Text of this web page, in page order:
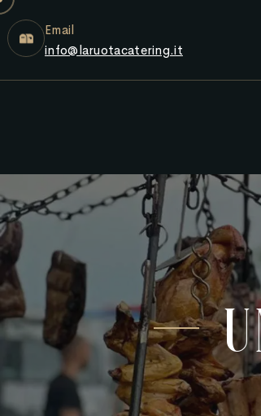
Email
info@laruotacatering.it